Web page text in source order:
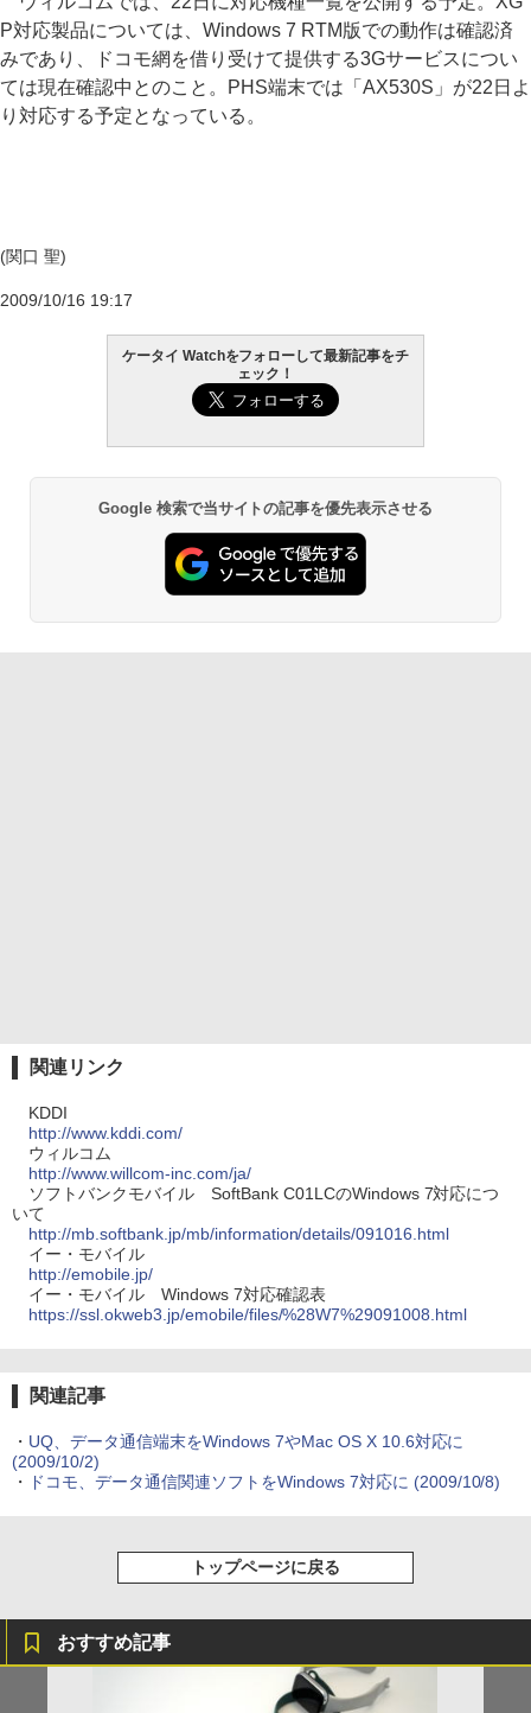
P対応製品については、Windows 7 RTM版での動作は確認済
みであり、ドコモ網を借り受けて提供する3Gサービスについ
ては現在確認中とのこと。PHS端末では「AX530S」が22日よ
り対応する予定となっている。
(関口 聖)
2009/10/16 19:17
ケータイ Watchをフォローして最新記事をチ
ェック！
Google 検索で当サイトの記事を優先表示させる
関連リンク
KDDI
http://www.kddi.com/
ウィルコム
http://www.willcom-inc.com/ja/
ソフトバンクモバイル SoftBank C01LCのWindows 7対応につ
いて
http://mb.softbank.jp/mb/information/details/091016.html
イー・モバイル
http://emobile.jp/
イー・モバイル Windows 7対応確認表
https://ssl.okweb3.jp/emobile/files/%28W7%29091008.html
関連記事
・ UQ、データ通信端末をWindows 7やMac OS X 10.6対応に
(2009/10/2)
・
ドコモ、データ通信関連ソフトをWindows 7対応に (2009/10/8)
トップページに戻る
おすすめ記事